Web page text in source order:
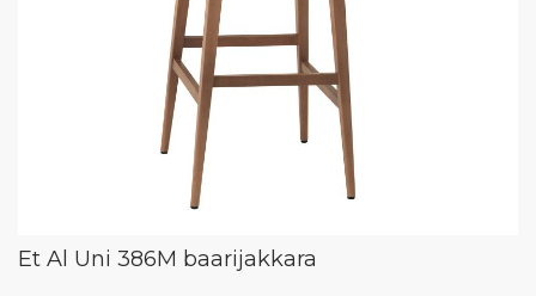
Et Al Uni 386M baarijakkara